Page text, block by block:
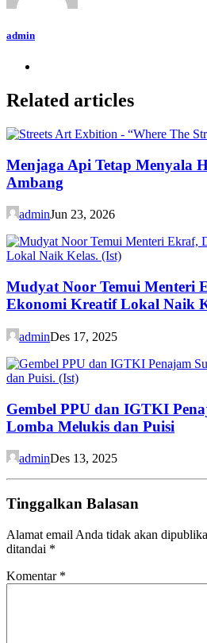
admin
Related articles
Menjaga Api Tetap Menyala
Ambang
adminJun 23, 2026
Mudyat Noor Temui Menteri
Ekonomi Kreatif Lokal Naik
adminDes 17, 2025
Gembel PPU dan IGTKI
Lomba Melukis dan Puisi
adminDes 13, 2025
Tinggalkan Balasan
Alamat email Anda tidak akan
ditandai *
Komentar *